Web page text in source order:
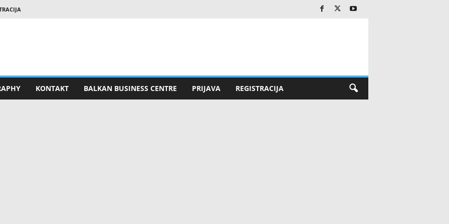
KONTAKT BALKAN BUSINESS CENTRE PRIJAVA REGISTRACIJA